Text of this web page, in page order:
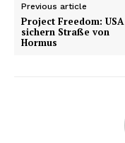
Previous article
Project Freedom: USA
sichern Straße von
Hormus